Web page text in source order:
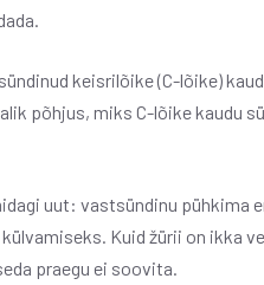
keisrilõike (C-lõike)
põhjus, miks C-lõike kaudu
uut: vastsündinu
Kuid žürii on ikka
praegu ei soovita.